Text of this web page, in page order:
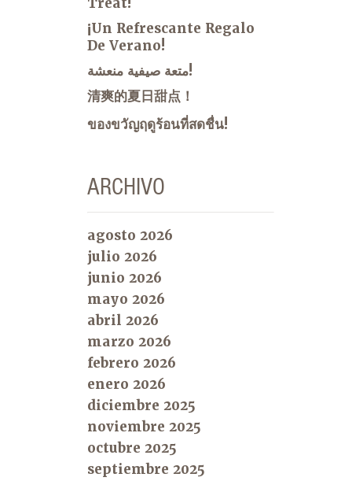
¡Un Refrescante Regalo
De Verano!
متعة صيفية منعشة!
清爽的夏日甜点！
ของขวัญฤดูร้อนที่สดชื่น!
ARCHIVO
agosto 2026
julio 2026
junio 2026
mayo 2026
abril 2026
marzo 2026
febrero 2026
enero 2026
diciembre 2025
noviembre 2025
octubre 2025
septiembre 2025